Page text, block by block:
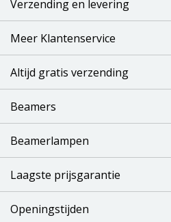
Verzending en levering
Meer Klantenservice
Altijd gratis verzending
Beamers
Beamerlampen
Laagste prijsgarantie
Openingstijden